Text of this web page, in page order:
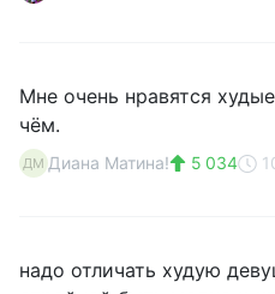
Мне очень нравятся
чём.
ДМ Диана Матина! 5 034
надо отличать худую